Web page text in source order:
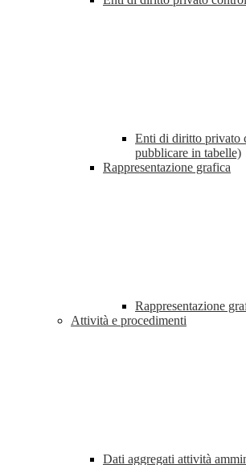
Enti di diritto privato
pubblicare in tabelle)
Rappresentazione grafica
Rappresentazione
Attività e procedimenti
Dati aggregati attività